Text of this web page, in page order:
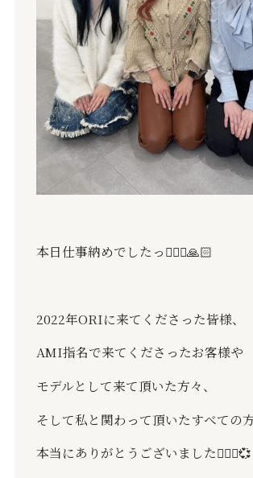
本日仕事納めでしたっ🙇🏻‍♂️🙏🏻
2022年ORIに来てくださった皆様、
AMI指名で来てくださったお客様や
モデルとして来て頂いた方々、
そして私と関わって頂いたすべての
本当にありがとうございました🙇🏻‍♂️💞